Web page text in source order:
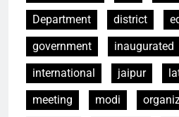
Department
district
government
inaugurated
international
jaipur
meeting
modi